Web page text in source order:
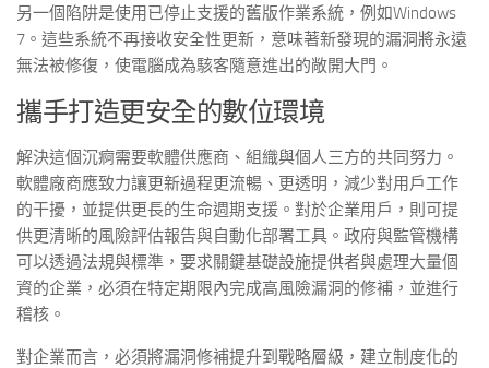
另一個陷阱是使用已停止支援的舊版作業系統，例如Windows
7。這些系統不再接收安全性更新，意味著新發現的漏洞將永遠
無法被修復，使電腦成為駭客隨意進出的敞開大門。
攜手打造更安全的數位環境
解決這個沉痾需要軟體供應商、組織與個人三方的共同努力。
軟體廠商應致力讓更新過程更流暢、更透明，減少對用戶工作
的干擾，並提供更長的生命週期支援。對於企業用戶，則可提
供更清晰的風險評估報告與自動化部署工具。政府與監管機構
可以透過法規與標準，要求關鍵基礎設施提供者與處理大量個
資的企業，必須在特定期限內完成高風險漏洞的修補，並進行
稽核。
對企業而言，必須將漏洞修補提升到戰略層級，建立制度化的